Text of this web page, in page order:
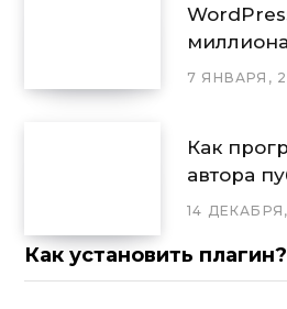
7 ЯНВАРЯ,
Как
автора
14
Как установить плагин?